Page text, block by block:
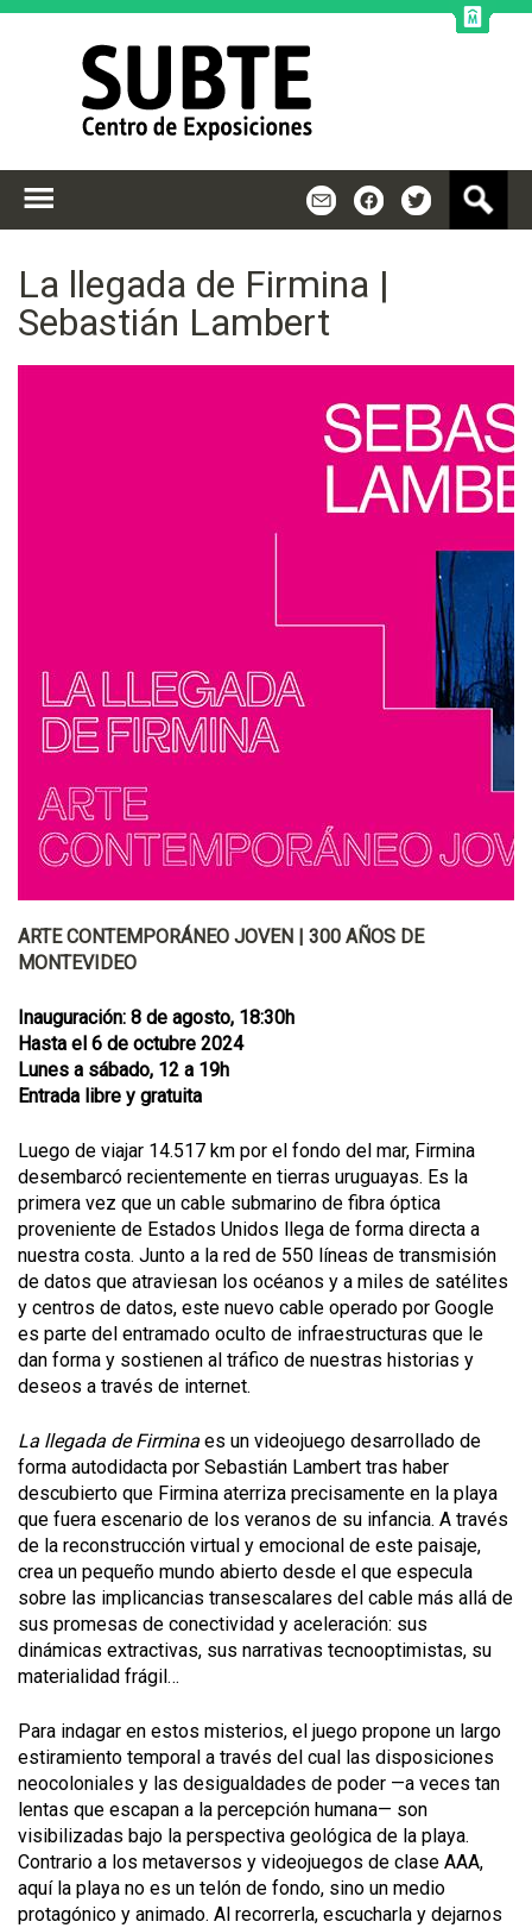
La llegada de Firmina |
Sebastián Lambert
ARTE CONTEMPORÁNEO JOVEN | 300 AÑOS DE
MONTEVIDEO
Inauguración: 8 de agosto, 18:30h
Hasta el 6 de octubre 2024
Lunes a sábado, 12 a 19h
Entrada libre y gratuita
Luego de viajar 14.517 km por el fondo del mar, Firmina
desembarcó recientemente en tierras uruguayas. Es la
primera vez que un cable submarino de fibra óptica
proveniente de Estados Unidos llega de forma directa a
nuestra costa. Junto a la red de 550 líneas de transmisión
de datos que atraviesan los océanos y a miles de satélites
y centros de datos, este nuevo cable operado por Google
es parte del entramado oculto de infraestructuras que le
dan forma y sostienen al tráfico de nuestras historias y
deseos a través de internet.
La llegada de Firmina es un videojuego desarrollado de
forma autodidacta por Sebastián Lambert tras haber
descubierto que Firmina aterriza precisamente en la playa
que fuera escenario de los veranos de su infancia. A través
de la reconstrucción virtual y emocional de este paisaje,
crea un pequeño mundo abierto desde el que especula
sobre las implicancias transescalares del cable más allá de
sus promesas de conectividad y aceleración: sus
dinámicas extractivas, sus narrativas tecnooptimistas, su
materialidad frágil…
Para indagar en estos misterios, el juego propone un largo
estiramiento temporal a través del cual las disposiciones
neocoloniales y las desigualdades de poder —a veces tan
lentas que escapan a la percepción humana— son
visibilizadas bajo la perspectiva geológica de la playa.
Contrario a los metaversos y videojuegos de clase AAA,
aquí la playa no es un telón de fondo, sino un medio
protagónico y animado. Al recorrerla, escucharla y dejarnos
s